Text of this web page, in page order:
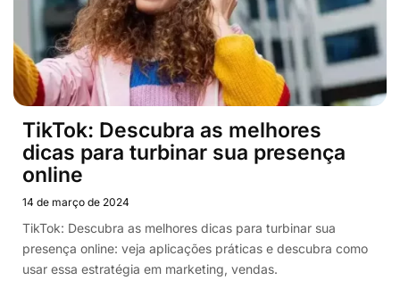
TikTok: Descubra as melhores
dicas para turbinar sua presença
online
14 de março de 2024
TikTok: Descubra as melhores dicas para turbinar sua
presença online: veja aplicações práticas e descubra como
usar essa estratégia em marketing, vendas.